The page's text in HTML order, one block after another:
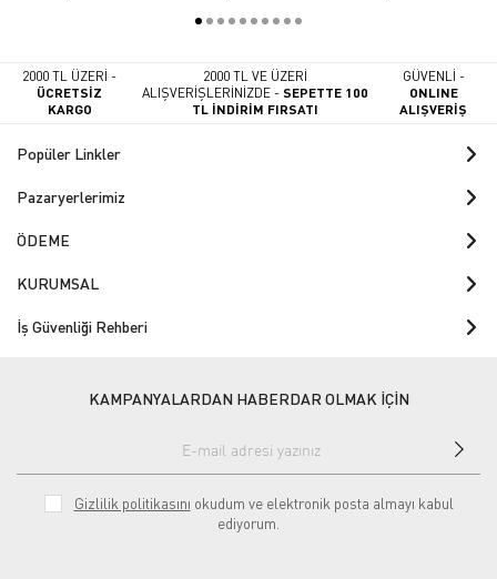
2000 TL ÜZERİ -
ÜCRETSİZ
KARGO
2000 TL VE ÜZERİ
ALIŞVERİŞLERİNİZDE -SEPETTE 100
TL İNDİRİM FIRSATI
GÜVENLİ -
ONLINE
ALIŞVERİŞ
Popüler Linkler
Pazaryerlerimiz
ÖDEME
KURUMSAL
İş Güvenliği Rehberi
KAMPANYALARDAN HABERDAR OLMAK İÇİN
Gizlilik politikasını okudum ve elektronik posta almayı kabul
ediyorum.